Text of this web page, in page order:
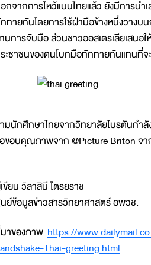
กจากการไหว้แบบไทยแล้ว ยังมีการน
ทายกันโดยการใช้ฝ่ามือข้างหนึ่งวาง
นการจับมือ ส่วนชาวออสเตรเลียเสนอ
ะชาชนของตนโบกมือทักทายกันแทนที่
มนักศึกษาไทยจากวิทยาลัยไบรตันกำลั
ขอบคุณภาพจาก @Picture Briton จ
ขียน วิลาสินี ไตรยราช
ย์ข้อมูลข่าวสารวิทยาศาสตร์ อพวช.
าของภาพ:https://
Thai-greeting.html